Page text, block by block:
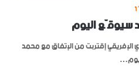
سيوقّع اليوم
إقتربت من الإتفاق مع محمد
يوم…